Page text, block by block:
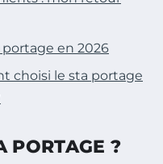
en 2026
choisi le sta portage
PORTAGE ?